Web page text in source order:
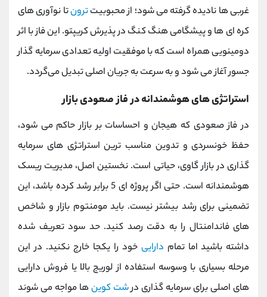
غربی‌ ها نادیده گرفته می‌ شود؛ از محبوبیتترونتا نوآوری ‌های
کره‌ ای ‌ها و پیشگامی هنگ‌ کنگ در پذیرش کریپتو. این فاز با اثر
دومینویی همراه است که با موفقیت اولیه تعدادی سرمایه‌ گذار
جسور آغاز می‌ شود و به سرعت به جریان اصلی تبدیل می‌گردد.
استراتژی ‌های هوشمندانه در فاز صعودی بازار
در فاز صعودی که هیجان و احساسات بر بازار حاکم می ‌شود،
حفظ خونسردی و تدوین مناسب ترین استراتژی های سرمایه
گذاری در بازار گاوی، حیاتی است. نخستین اصل، مدیریت ریسک
هوشمندانه است. حتی اگر پروژه ‌ای 5 برابر رشد کرده باشد، این
تضمینی برای رشد بیشتر نیست. باید مومنتوم بازار و شاخص
‌های فاندامنتال را به دقت رصد کنید. حد سود تعریف شده
داشته باشید اما تمام دارایی خود را یکجا خارج نکنید. در این
مرحله بسیاری با وسوسه استفاده از لوریج بالا یا فروش دارایی
‌های اصلی برای سرمایه ‌گذاری درشت‌ کوین‌ها مواجه می‌ شوند